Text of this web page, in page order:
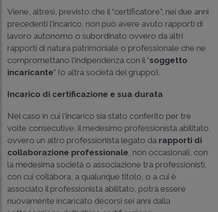
Viene, altresì, previsto che il “certificatore”, nei due anni
precedenti l'incarico, non può avere avuto rapporti di
lavoro autonomo o subordinato ovvero da altri
rapporti di natura patrimoniale o professionale che ne
compromettano l'indipendenza con il “soggetto
incaricante” (o altra società del gruppo).
Incarico di certificazione e sua durata
Nel caso in cui l'incarico sia stato conferito per tre
volte consecutive, il medesimo professionista abilitato,
ovvero un altro professionista legato da rapporti di
collaborazione professionale , non occasionali, con
la medesima società o associazione tra professionisti,
con cui collabora, a qualunque titolo, o a cui è
associato il professionista abilitato, potrà essere
nuovamente incaricato decorsi sei anni dalla